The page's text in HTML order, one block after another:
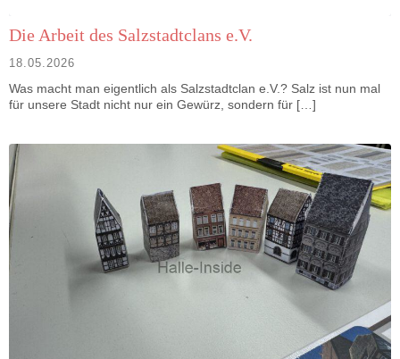
Die Arbeit des Salzstadtclans e.V.
18.05.2026
Was macht man eigentlich als Salzstadtclan e.V.? Salz ist nun mal
für unsere Stadt nicht nur ein Gewürz, sondern für […]